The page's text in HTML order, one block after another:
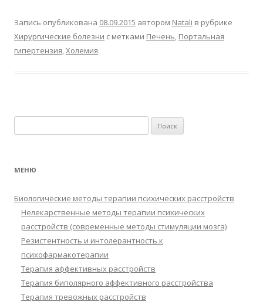
Запись опубликована 08.09.2015 автором Natali в рубрике
Хирургические болезни с метками Печень, Портальная
гипертензия,Холемия.
МЕНЮ
Биологические методы терапии психических расстройств
Нелекарственные методы терапии психических
расстройств (современные методы стимуляции мозга)
Резистентность и интолерантность к
психофармакотерапии
Терапия аффективных расстройств
Терапия биполярного аффективного расстройства
Терапия тревожных расстройств